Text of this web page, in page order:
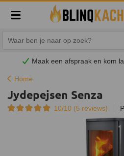
Maak een afspraak en kom
Home
Jydepejsen Senza
10/10 (5 reviews)